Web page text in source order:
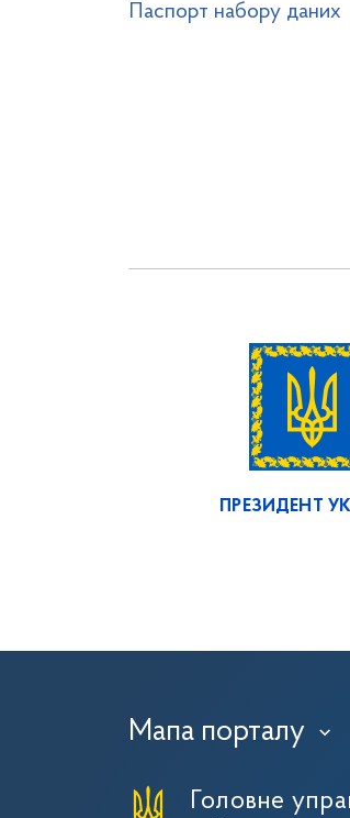
Паспорт набору даних
ПРЕЗИДЕНТ
Мапа порталу ›
Головне